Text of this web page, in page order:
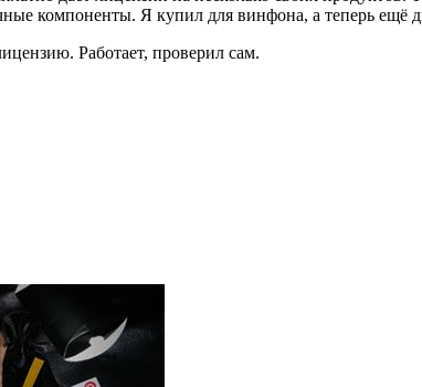
компоненты. Я купил для винфона, а теперь ещё
Работает, проверил сам.